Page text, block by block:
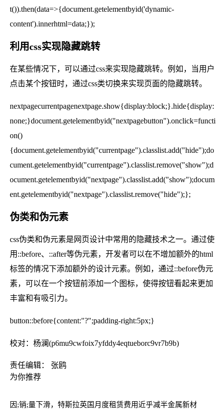
t()).then(data=>{document.getelementbyid('dynamic-
content').innerhtml=data;});
利用css实现隐藏跳转
在某些情况下，可以通过css来实现隐藏跳转。例如，当用户
点击某个按钮时，通过css类切换来实现页面的隐藏跳转。
nextpagecurrentpagenextpage.show{display:block;}.hide{display:
none;}document.getelementbyid("nextpagebutton").onclick=functi
on()
{document.getelementbyid("currentpage").classlist.add("hide");do
cument.getelementbyid("currentpage").classlist.remove("show");d
ocument.getelementbyid("nextpage").classlist.add("show");docum
ent.getelementbyid("nextpage").classlist.remove("hide");};
伪类和伪元素
css伪类和伪元素是网页设计中常用的隐藏技术之一。通过使
用::before、::after等伪元素，开发者可以在不增加额外的html
标签的情况下添加额外的设计元素。例如，通过::before伪元
素，可以在一个按钮前添加一个图标，使得按钮看起来更加
丰富和有吸引力。
button::before{content:"?";padding-right:5px;}
校对：杨澜(p6mu9cwfoix7yfddy4eqtueborc9vr7b9b)
责任编辑： 张鸥
为你推荐
因;销;量下滑，特斯拉英国月度租赁费用近乎减半金属新材